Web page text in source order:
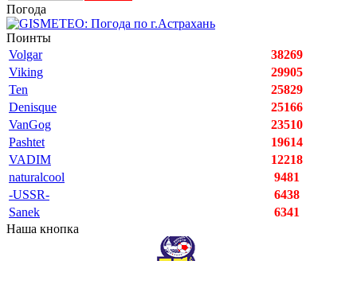
Погода
Поинты
Volgar
38269
Viking
29905
Ten
25829
Denisque
25166
VanGog
23510
Pashtet
19614
VADIM
12218
naturalcool
9481
-USSR-
6438
Sanek
6341
Наша кнопка